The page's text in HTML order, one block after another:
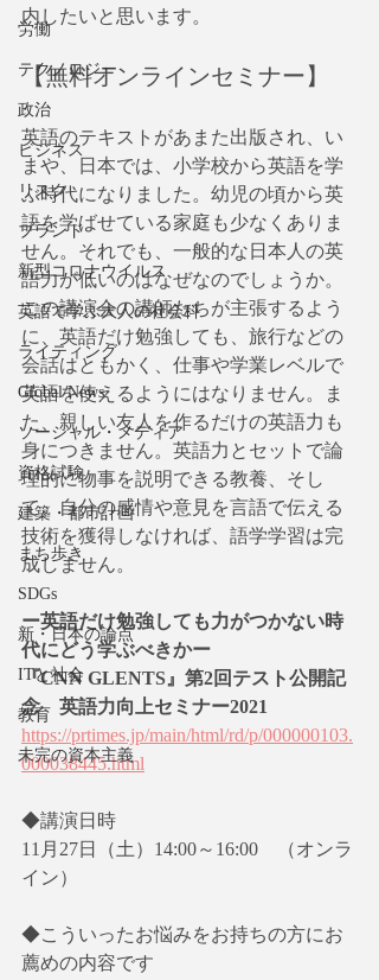
労働
テクノロジー
政治
ビジネス
リスク
ブランド
新型コロナウイルス
英語で学ぶ大人の社会科
ライティング
Global News
ソーシャル・メディア
資格試験
建築・都市計画
まち歩き
SDGs
新・日本の論点
ITと社会
教育
未完の資本主義
内したいと思います。
【無料オンラインセミナー】
英語のテキストがあまた出版され、い
まや、日本では、小学校から英語を学
ぶ時代になりました。幼児の頃から英
語を学ばせている家庭も少なくありま
せん。それでも、一般的な日本人の英
語力が低いのはなぜなのでしょうか。
この講演会の講師たちが主張するよう
に、英語だけ勉強しても、旅行などの
会話はともかく、仕事や学業レベルで
英語を使えるようにはなりません。ま
た、親しい友人を作るだけの英語力も
身につきません。英語力とセットで論
理的に物事を説明できる教養、そし
て、自分の感情や意見を言語で伝える
技術を獲得しなければ、語学学習は完
成しません。
ー英語だけ勉強しても力がつかない時
代にどう学ぶべきかー
『CNN GLENTS』第2回テスト公開記
念　英語力向上セミナー2021
https://prtimes.jp/main/html/rd/p/000000103.
000038445.html
◆講演日時
11月27日（土）14:00～16:00　（オンラ
イン）
◆こういったお悩みをお持ちの方にお
薦めの内容です